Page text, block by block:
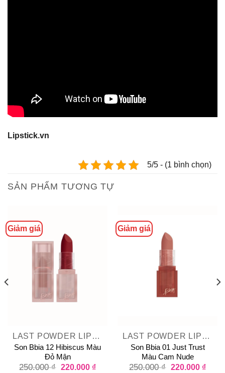
Lipstick.vn
5/5 - (1 bình chọn)
SẢN PHẨM TƯƠNG TỰ
Giảm giá
LAST POWDER LIPSTICK
Son Bbia 12 Hibiscus Màu
Đỏ Mận
250.000₫ 220.000 ₫
Giảm giá
LAST POWDER LIPSTICK
Son Bbia 01 Just Trust
Màu Cam Nude
250.000₫ 220.000 ₫